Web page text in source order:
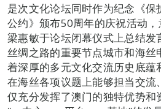
是次文化论坛同时作为纪念《
公约》颁布50周年的庆祝活动
梁惠敏于论坛闭幕仪式上总结发
丝绸之路的重要节点城市和海丝
着深厚的多元文化交流历史底蕴
在海丝各项议题上能够担当交流
仅充分发挥了澳门的独特优势和